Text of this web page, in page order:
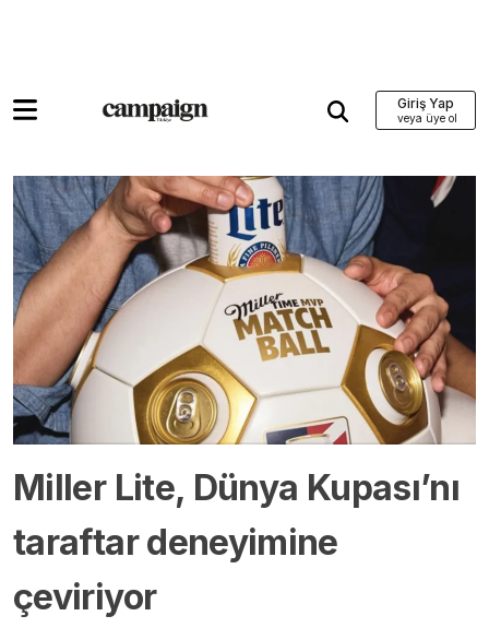
Giriş Yap
Miller Lite, Dünya Kupası’nı
taraftar deneyimine
çeviriyor